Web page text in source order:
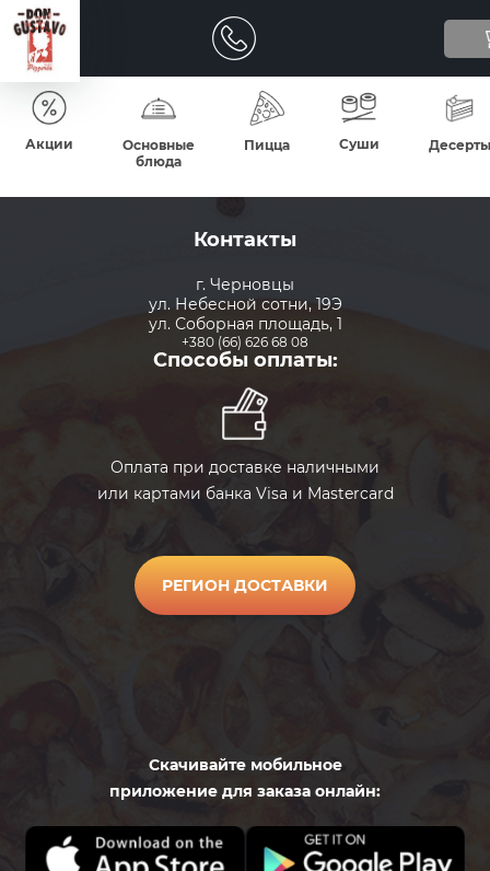
Акции
Основные
блюда
Пицца Суши Десерты
Контакты
г. Черновцы
ул. Небесной сотни, 19Э
ул. Соборная площадь, 1
+380 (66) 626 68 08
Способы оплаты:
Оплата при доставке наличными
или картами банка Visa и Mastercard
РЕГИОН ДОСТАВКИ
Скачивайте мобильное
приложение для заказа онлайн: